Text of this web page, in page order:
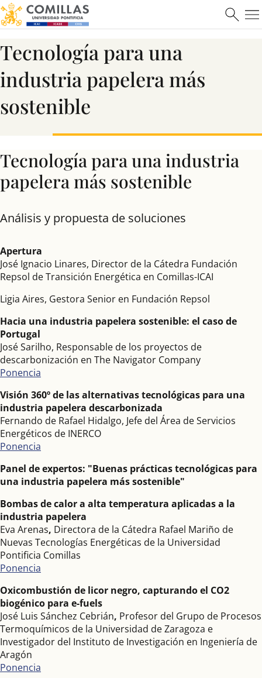
Máster en Ciberseguridad
Saber más
Tecnología para una
industria papelera más
sostenible
Tecnología para una industria
papelera más sostenible
Análisis y propuesta de soluciones
Apertura
José Ignacio Linares, Director de la Cátedra Fundación
Repsol de Transición Energética en Comillas-ICAI
Ligia Aires, Gestora Senior en Fundación Repsol
Hacia una industria papelera sostenible: el caso de
Portugal
José Sarilho, Responsable de los proyectos de
descarbonización en The Navigator Company
Ponencia
Visión 360º de las alternativas tecnológicas para una
industria papelera descarbonizada
Fernando de Rafael Hidalgo, Jefe del Área de Servicios
Energéticos de INERCO
Ponencia
Panel de expertos: "Buenas prácticas tecnológicas para
una industria papelera más sostenible"
Bombas de calor a alta temperatura aplicadas a la
industria papelera
Eva Arenas, Directora de la Cátedra Rafael Mariño de
Nuevas Tecnologías Energéticas de la Universidad
Pontificia Comillas
Ponencia
Oxicombustión de licor negro, capturando el CO2
biogénico para e-fuels
José Luis Sánchez Cebrián, Profesor del Grupo de Procesos
Termoquímicos de la Universidad de Zaragoza e
Investigador del Instituto de Investigación en Ingeniería de
Aragón
Ponencia